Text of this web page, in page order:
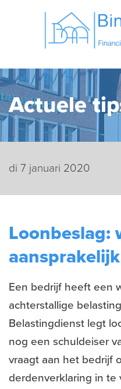
Actuele
di 7 januari 2020
Loonbeslag:
aansprakelijk
Een bedrijf heeft een
achterstallige
Belastingdienst legt
nog een schuldeiser
vraagt aan het bedrijf
derdenverklaring in